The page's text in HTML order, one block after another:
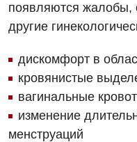
Энциклопедия
Программа лояльности
Отзывы
Диагностика
Инструментальная
Рентгенография
УЗИ
появляются жалобы,
другие
дискомфорт в
кровянистые
вагинальные
изменение
менструаций